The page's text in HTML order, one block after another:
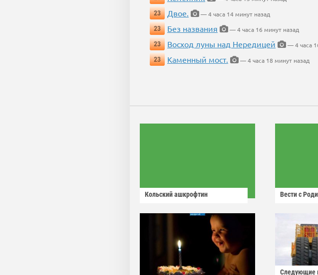
23
Двое.
— 4 часа 14 минут назад
23
Без названия
— 4 часа 16 минут назад
23
Восход луны над Нередицей
— 4 часа
23
Каменный мост. — 4 часа 18 минут назад
Кольский ашкрофтин Вести с
Следующие